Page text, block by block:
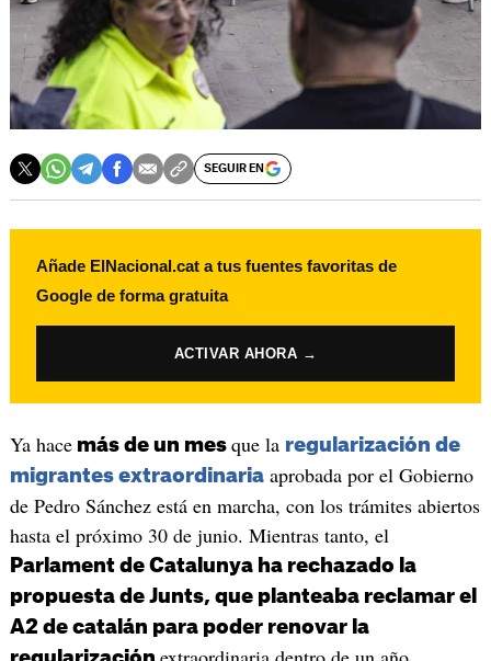
SEGUIR EN
Añade ElNacional.cat a tus fuentes favoritas de
Google de forma gratuita
ACTIVAR AHORA →
Ya hacemás de un mes que la regularización de
migrantes extraordinariaaprobada por el Gobierno
de Pedro Sánchez está en marcha, con los trámites abiertos
hasta el próximo 30 de junio. Mientras tanto, el
Parlament de Catalunya ha rechazado la
propuesta de Junts, que planteaba reclamar el
A2 de catalán para poder renovar la